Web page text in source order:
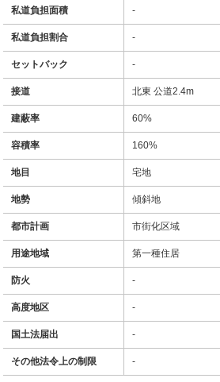
私道負担面積 -
私道負担割合 -
セットバック -
接道 北東 公道2.4m
建蔽率 60%
容積率 160%
地目 宅地
地勢 傾斜地
都市計画 市街化区域
用途地域 第一種住居
防火 -
高度地区 -
国土法届出 -
その他法令上の制限 -